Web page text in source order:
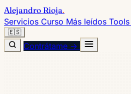
Alejandro Rioja.
Servicios Curso Más leídos Tools
🇪🇸
Contrátame →